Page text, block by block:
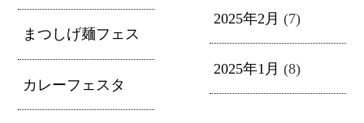
まつしげ麺フェス
カレーフェスタ
2025年2月 (7)
2025年1月 (8)